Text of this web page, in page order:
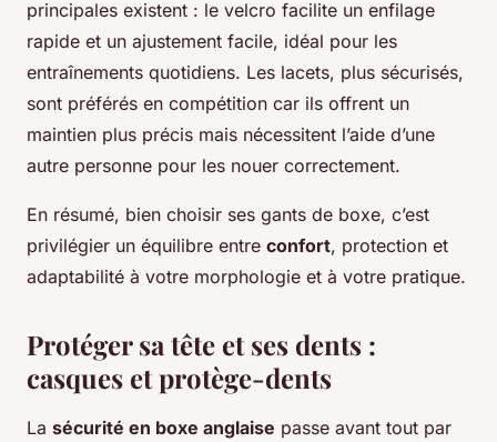
principales existent : le velcro facilite un enfilage
rapide et un ajustement facile, idéal pour les
entraînements quotidiens. Les lacets, plus sécurisés,
sont préférés en compétition car ils offrent un
maintien plus précis mais nécessitent l’aide d’une
autre personne pour les nouer correctement.
En résumé, bien choisir ses gants de boxe, c’est
privilégier un équilibre entre confort, protection et
adaptabilité à votre morphologie et à votre pratique.
Protéger sa tête et ses dents :
casques et protège-dents
La sécurité en boxe anglaise passe avant tout par